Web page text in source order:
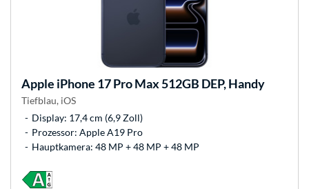
Apple iPhone 17 Pro Max 512GB DEP, Handy
Tiefblau, iOS
Display: 17,4 cm (6,9 Zoll)
Prozessor: Apple A19 Pro
Hauptkamera: 48 MP + 48 MP + 48 MP